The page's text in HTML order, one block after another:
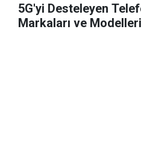
5G'yi Desteleyen
Markaları ve Modelleri